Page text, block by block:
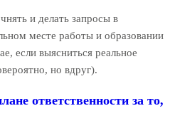
и делать запросы в
месте работы и образовании
если выясниться реальное
но вдруг).
ответственности за то,